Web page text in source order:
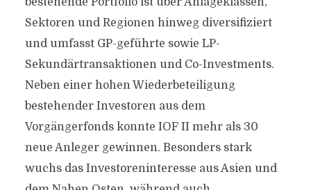
Sektoren und Regionen hinweg diversifiziert
und umfasst GP-geführte sowie LP-
Sekundärtransaktionen und Co-Investments.
Neben einer hohen Wiederbeteiligung
bestehender Investoren aus dem
Vorgängerfonds konnte IOF II mehr als 30
neue Anleger gewinnen. Besonders stark
wuchs das Investoreninteresse aus Asien und